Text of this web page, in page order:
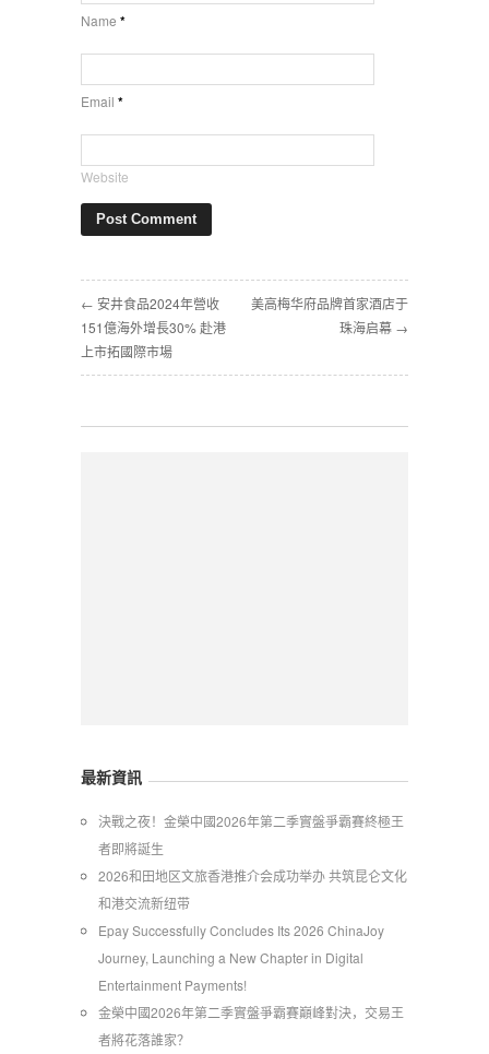
Name *
Email *
Website
← 安井食品2024年營收
151億海外增長30% 赴港
上市拓國際市場
美高梅华府品牌首家酒店于
珠海启幕 →
最新資訊
​決戰之夜！金榮中國2026年第二季實盤爭霸賽終極王
者即將誕生
2026和田地区文旅香港推介会成功举办 共筑昆仑文化
和港交流新纽带
Epay Successfully Concludes Its 2026 ChinaJoy
Journey, Launching a New Chapter in Digital
Entertainment Payments!
金榮中國2026年第二季實盤爭霸賽巔峰對決，交易王
者將花落誰家？